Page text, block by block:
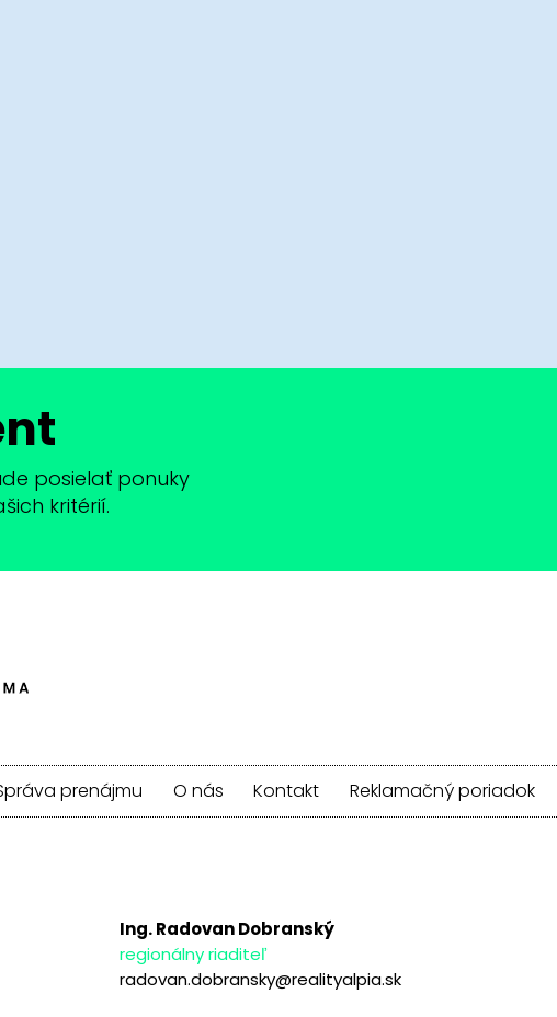
posielať ponuky
kritérií.
prenájmu O nás Kontakt Reklamačný poriadok
Ing. Radovan Dobranský
regionálny riaditeľ
radovan.dobransky@realityalpia.sk